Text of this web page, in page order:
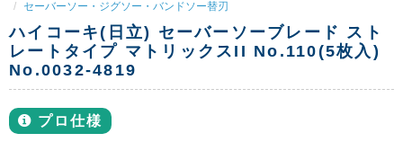
セーバーソー・ジグソー・バンドソー替刃
ハイコーキ(日立) セーバーソーブレード スト
レートタイプ マトリックスII No.110(5枚入)
No.0032-4819
プロ仕様